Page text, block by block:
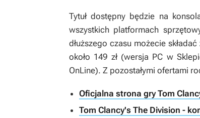
Tytuł dostępny będzie na
wszystkich platformach
dłuższego czasu możecie
około 149 zł (wersja PC w
OnLine). Z pozostałymi ofertami
Oficjalna strona gry Tom
Tom Clancy's The Division -